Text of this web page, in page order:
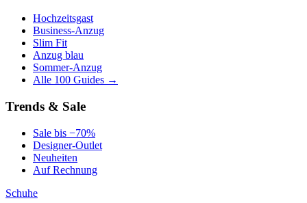
Hochzeitsgast
Business-Anzug
Slim Fit
Anzug blau
Sommer-Anzug
Alle 100 Guides →
Trends & Sale
Sale bis −70%
Designer-Outlet
Neuheiten
Auf Rechnung
Schuhe